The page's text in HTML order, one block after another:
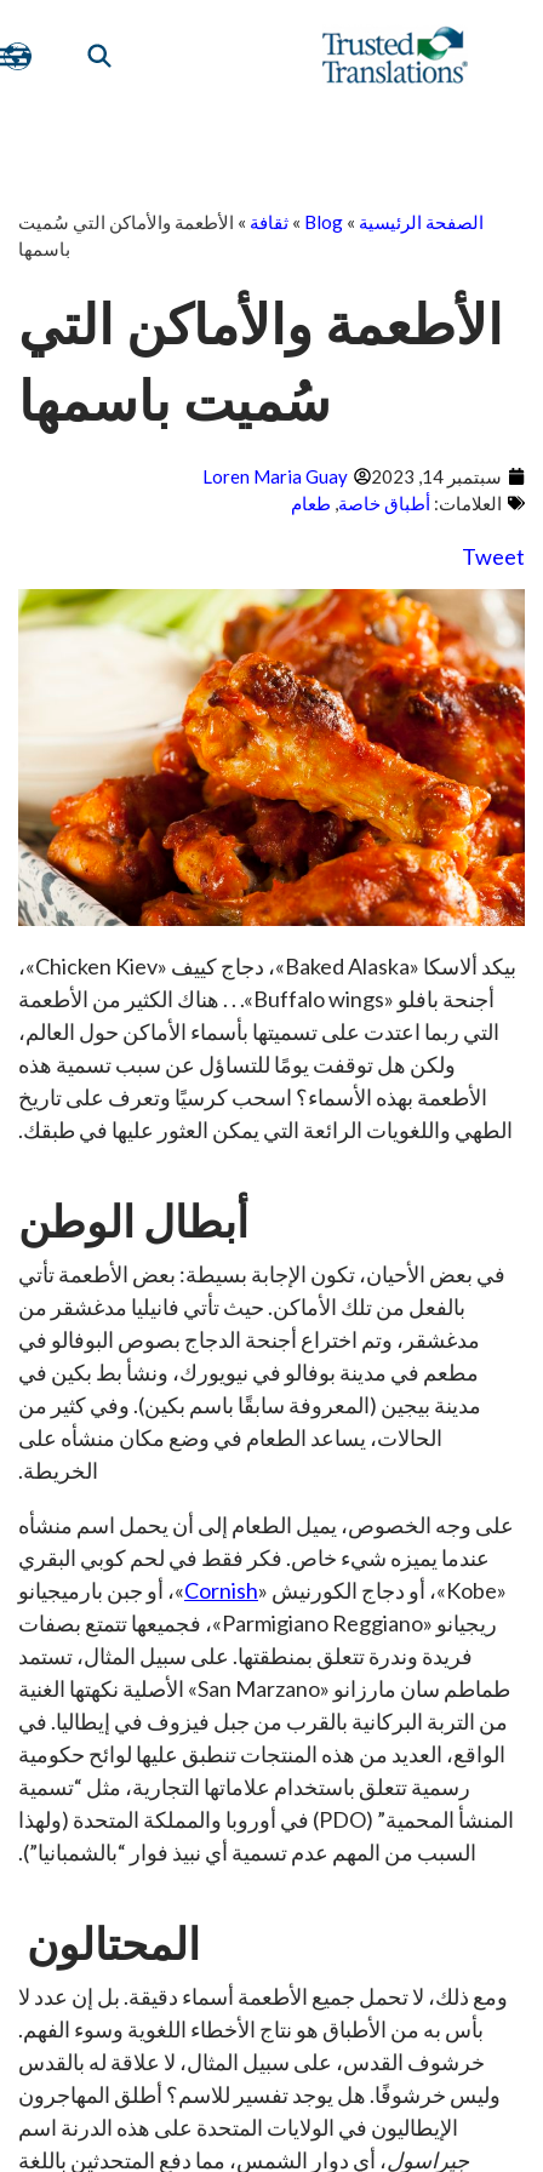
الصفحة الرئيسية »
Blog
» ثقافة » الأطعمة والأماكن التي سُميت
باسمها
الأطعمة والأماكن التي
سُميت باسمها
سبتمبر 14, 2023
Loren Maria Guay
العلامات: أطباق خاصة, طعام
Tweet
بيكد ألاسكا «Baked Alaska»، دجاج كييف «Chicken Kiev»،
أجنحة بافلو «Buffalo wings». . . هناك الكثير من الأطعمة
التي ربما اعتدت على تسميتها بأسماء الأماكن حول العالم،
ولكن هل توقفت يومًا للتساؤل عن سبب تسمية هذه
الأطعمة بهذه الأسماء؟ اسحب كرسيًا وتعرف على تاريخ
الطهي واللغويات الرائعة التي يمكن العثور عليها في طبقك.
أبطال الوطن
في بعض الأحيان، تكون الإجابة بسيطة: بعض الأطعمة تأتي
بالفعل من تلك الأماكن. حيث تأتي فانيليا مدغشقر من
مدغشقر، وتم اختراع أجنحة الدجاج بصوص البوفالو في
مطعم في مدينة بوفالو في نيويورك، ونشأ بط بكين في
مدينة بيجين (المعروفة سابقًا باسم بكين). وفي كثير من
الحالات، يساعد الطعام في وضع مكان منشأه على
الخريطة.
على وجه الخصوص، يميل الطعام إلى أن يحمل اسم منشأه
عندما يميزه شيء خاص. فكر فقط في لحم كوبي البقري
«Kobe»، أو دجاج الكورنيش «
Cornish»، أو جبن بارميجيانو
ريجيانو «Parmigiano Reggiano»، فجميعها تتمتع بصفات
فريدة وندرة تتعلق بمنطقتها. على سبيل المثال، تستمد
طماطم سان مارزانو «San Marzano» الأصلية نكهتها الغنية
من التربة البركانية بالقرب من جبل فيزوف في إيطاليا. في
الواقع، العديد من هذه المنتجات تنطبق عليها لوائح حكومية
رسمية تتعلق باستخدام علاماتها التجارية، مثل “تسمية
المنشأ المحمية” (PDO) في أوروبا والمملكة المتحدة (ولهذا
السبب من المهم عدم تسمية أي نبيذ فوار “بالشمبانيا”).
المحتالون
ومع ذلك، لا تحمل جميع الأطعمة أسماء دقيقة. بل إن عدد لا
بأس به من الأطباق هو نتاج الأخطاء اللغوية وسوء الفهم.
خرشوف القدس، على سبيل المثال، لا علاقة له بالقدس
وليس خرشوفًا. هل يوجد تفسير للاسم؟ أطلق المهاجرون
الإيطاليون في الولايات المتحدة على هذه الدرنة اسم
جيراسول، أي دوار الشمس، مما دفع المتحدثين باللغة